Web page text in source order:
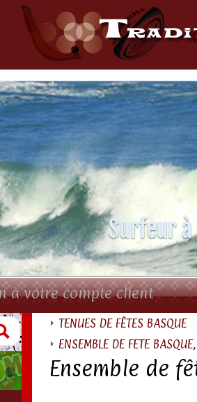
Surfeur
à votre compte client
TENUES DE FÊTES BASQUE
ENSEMBLE DE FETE
Ensemble de